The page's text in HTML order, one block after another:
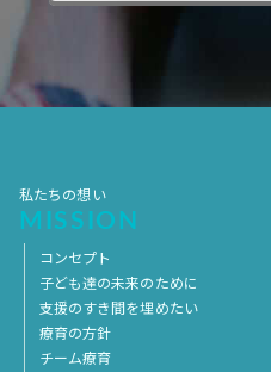
2017年10月 2017年9月
2017年4月
私たちの想い
MISSION
コンセプト
子ども達の未来のために
支援のすき間を埋めたい
療育の方針
チーム療育